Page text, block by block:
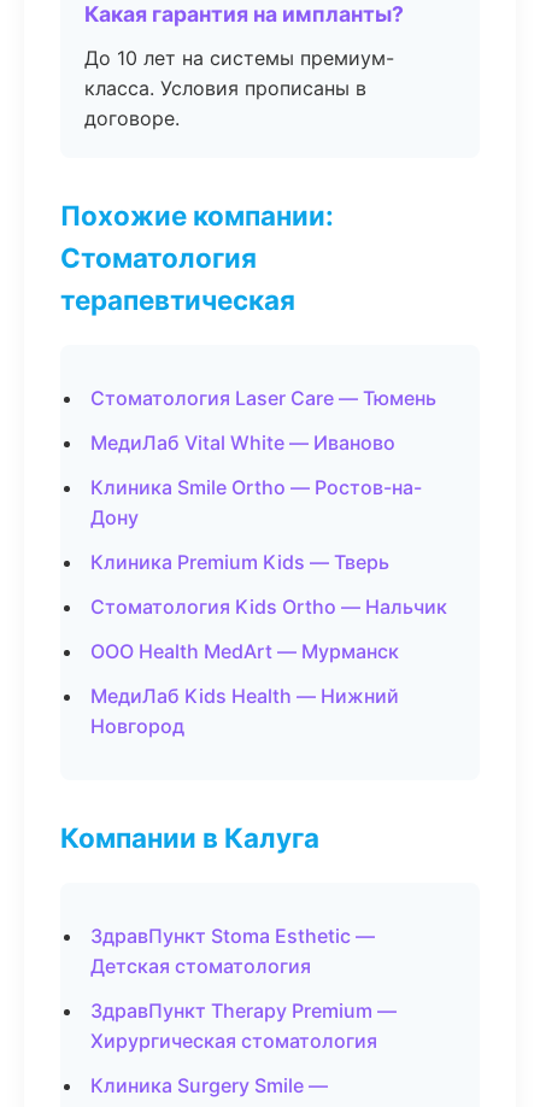
Какая гарантия на импланты?
До 10 лет на системы премиум-
класса. Условия прописаны в
договоре.
Похожие компании:
Стоматология
терапевтическая
Стоматология Laser Care — Тюмень
МедиЛаб Vital White — Иваново
Клиника Smile Ortho — Ростов-на-
Дону
Клиника Premium Kids — Тверь
Стоматология Kids Ortho — Нальчик
ООО Health MedArt — Мурманск
МедиЛаб Kids Health — Нижний
Новгород
Компании в Калуга
ЗдравПункт Stoma Esthetic —
Детская стоматология
ЗдравПункт Therapy Premium —
Хирургическая стоматология
Клиника Surgery Smile —